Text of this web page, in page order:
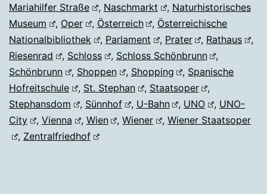
Mariahilfer Straße
, Naschmarkt , Naturhistorisches
Museum
, Oper , Österreich , Österreichische
Nationalbibliothek
, Parlament , Prater , Rathaus
,
Riesenrad
, Schloss , Schloss Schönbrunn
,
Schönbrunn
, Shoppen , Shopping , Spanische
Hofreitschule
, St. Stephan , Staatsoper
,
Stephansdom
, Sünnhof , U-Bahn , UNO , UNO-
City
, Vienna , Wien ,Wiener ,Wiener Staatsoper
, Zentralfriedhof